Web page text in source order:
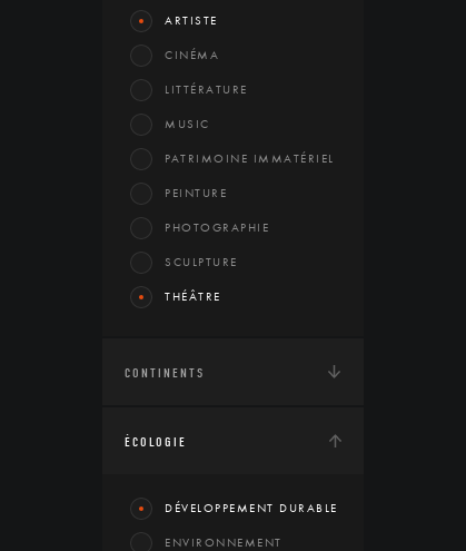
ARTISTE
CINÉMA
LITTÉRATURE
MUSIC
PATRIMOINE IMMATÉRIEL
PEINTURE
PHOTOGRAPHIE
SCULPTURE
THÉÂTRE
CONTINENTS
ÉCOLOGIE
DÉVELOPPEMENT DURABLE
ENVIRONNEMENT